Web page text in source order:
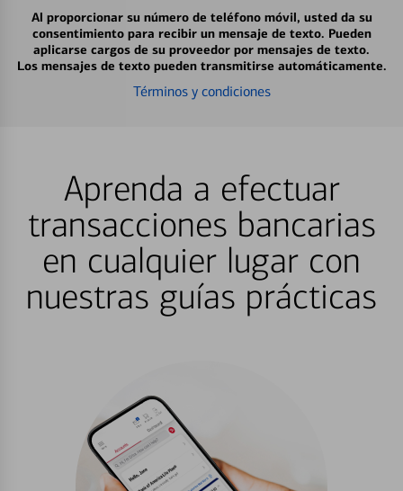
Al proporcionar su número de teléfono móvil, usted da su
consentimiento para recibir un mensaje de texto. Pueden
aplicarse cargos de su proveedor por mensajes de texto.
Los mensajes de texto pueden transmitirse automáticamente.
Términos y condiciones
Aprenda a efectuar
transacciones bancarias
en cualquier lugar con
nuestras guías prácticas